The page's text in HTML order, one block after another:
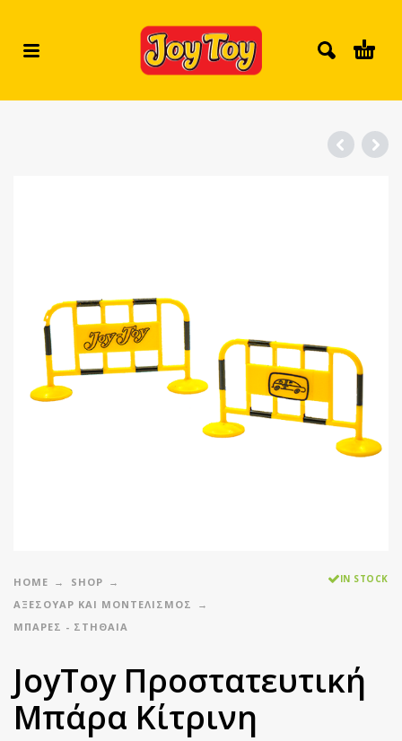
HOME
SHOP
ΑΞΕΣΟΥΑΡ ΚΑΙ ΜΟΝΤΕΛΙΣΜΟΣ
ΜΠΆΡΕΣ - ΣΤΗΘΑΊΑ
IN STOCK
JoyToy Προστατευτική
Μπάρα Κίτρινη